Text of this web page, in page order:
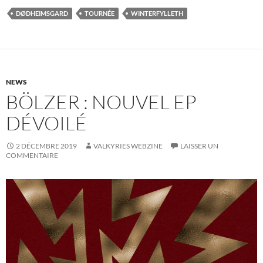
DØDHEIMSGARD TOURNÉE WINTERFYLLETH
NEWS
BÖLZER : NOUVEL EP
DÉVOILÉ
2 DÉCEMBRE 2019 VALKYRIES WEBZINE
LAISSER UN
COMMENTAIRE